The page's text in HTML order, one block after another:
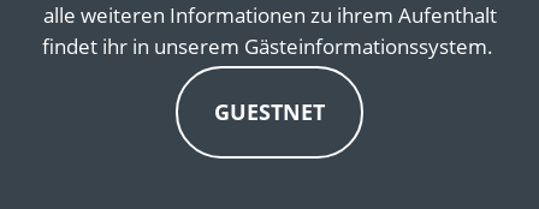
alle weiteren Informationen zu ihrem Aufenthalt
findet ihr in unserem Gästeinformationssystem.
GUESTNET